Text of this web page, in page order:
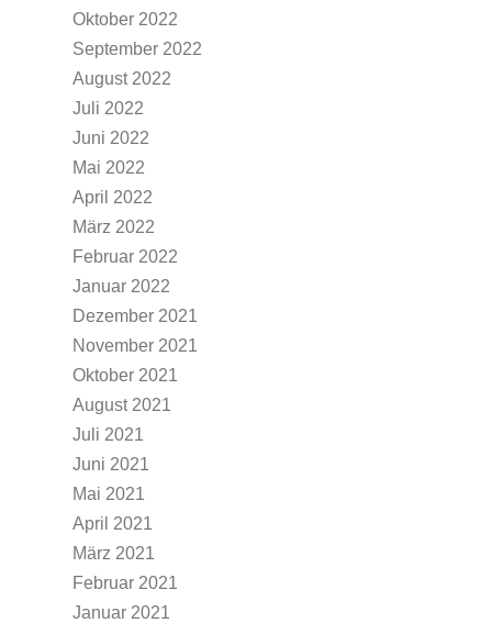
Oktober 2022
September 2022
August 2022
Juli 2022
Juni 2022
Mai 2022
April 2022
März 2022
Februar 2022
Januar 2022
Dezember 2021
November 2021
Oktober 2021
August 2021
Juli 2021
Juni 2021
Mai 2021
April 2021
März 2021
Februar 2021
Januar 2021